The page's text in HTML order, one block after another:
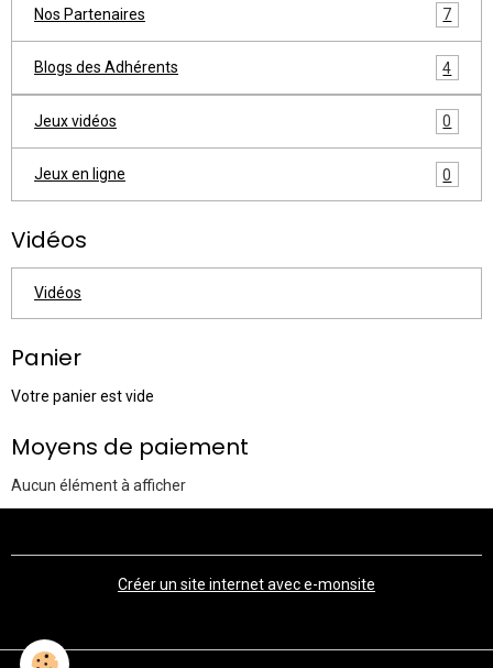
Nos Partenaires 7
Blogs des Adhérents 4
Jeux vidéos 0
Jeux en ligne 0
Vidéos
Vidéos
Panier
Votre panier est vide
Moyens de paiement
Aucun élément à afficher
Créer un site internet avec e-monsite